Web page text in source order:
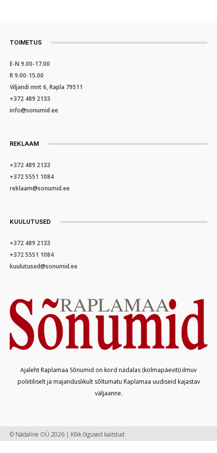
TOIMETUS
E-N 9.00-17.00
R 9.00-15.00
Viljandi mnt 6, Rapla 79511
+372 489 2133
info@sonumid.ee
REKLAAM
+372 489 2133
+372 5551 1084
reklaam@sonumid.ee
KUULUTUSED
+372 489 2133
+372 5551 1084
kuulutused@sonumid.ee
Ajaleht Raplamaa Sõnumid on kord nädalas (kolmapäeviti) ilmuv
poliitiliselt ja majanduslikult sõltumatu Raplamaa uudiseid kajastav
väljaanne.
© Nädaline OÜ 2026 | Kõik õigused kaitstud